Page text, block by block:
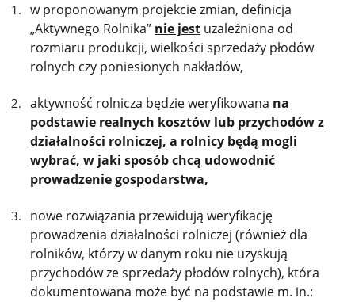
w proponowanym projekcie zmian, definicja
„Aktywnego Rolnika” nie jest uzależniona od
rozmiaru produkcji, wielkości sprzedaży płodów
rolnych czy poniesionych nakładów,
aktywność rolnicza będzie weryfikowana na
podstawie realnych kosztów lub przychodów z
działalności rolniczej, a rolnicy będą mogli
wybrać, w jaki sposób chcą udowodnić
prowadzenie gospodarstwa,
nowe rozwiązania przewidują weryfikację
prowadzenia działalności rolniczej (również dla
rolników, którzy w danym roku nie uzyskują
przychodów ze sprzedaży płodów rolnych), która
dokumentowana może być na podstawie m. in.: